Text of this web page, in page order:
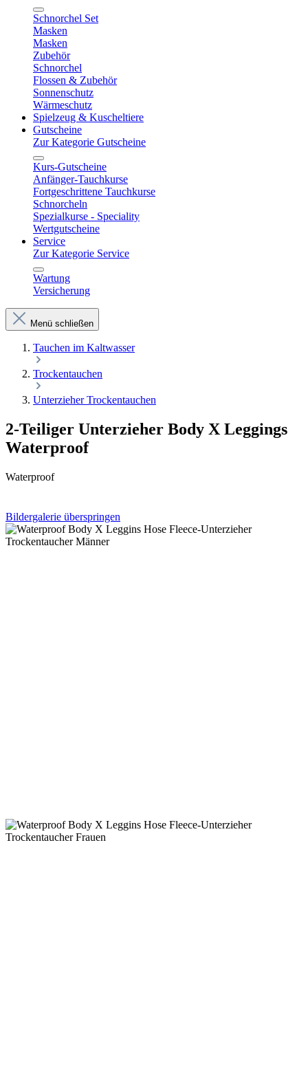
Schnorchel Set
Masken
Masken
Zubehör
Schnorchel
Flossen & Zubehör
Sonnenschutz
Wärmeschutz
Spielzeug & Kuscheltiere
Gutscheine
Zur Kategorie Gutscheine
Kurs-Gutscheine
Anfänger-Tauchkurse
Fortgeschrittene Tauchkurse
Schnorcheln
Spezialkurse - Speciality
Wertgutscheine
Service
Zur Kategorie Service
Wartung
Versicherung
Menü schließen
Tauchen im Kaltwasser
Trockentauchen
Unterzieher Trockentauchen
2-Teiliger Unterzieher Body X Leggings
Waterproof
Waterproof
Bildergalerie überspringen